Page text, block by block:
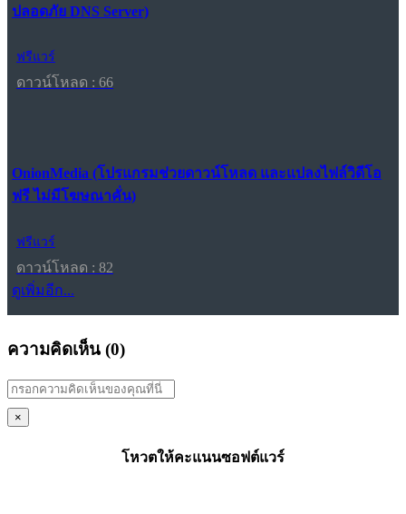
ปลอดภัย DNS Server)
ฟรีแวร์
ดาวน์โหลด : 66
OnionMedia (โปรแกรมช่วยดาวน์โหลด และแปลงไฟล์วิดีโอ
ฟรี ไม่มีโฆษณาคั่น)
ฟรีแวร์
ดาวน์โหลด : 82
ดูเพิ่มอีก...
ความคิดเห็น (0)
×
โหวตให้คะแนนซอฟต์แวร์